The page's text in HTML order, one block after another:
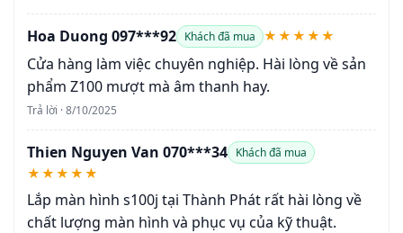
Hoa Duong 097***92 Khách đã mua ★★★★★
Cửa hàng làm việc chuyên nghiệp. Hài lòng về sản
phẩm Z100 mượt mà âm thanh hay.
Trả lời · 8/10/2025
Thien Nguyen Van 070***34 Khách đã mua
★★★★★
Lắp màn hình s100j tại Thành Phát rất hài lòng về
chất lượng màn hình và phục vụ của kỹ thuật.